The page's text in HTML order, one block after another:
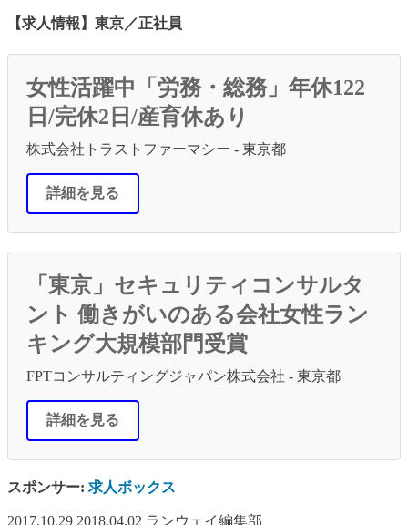
【求人情報】東京／正社員
女性活躍中「労務・総務」年休122
日/完休2日/産育休あり
株式会社トラストファーマシー - 東京都
詳細を見る
「東京」セキュリティコンサルタ
ント 働きがいのある会社女性ラン
キング大規模部門受賞
FPTコンサルティングジャパン株式会社 - 東京都
詳細を見る
スポンサー: 求人ボックス
2017.10.29 2018.04.02 ランウェイ編集部